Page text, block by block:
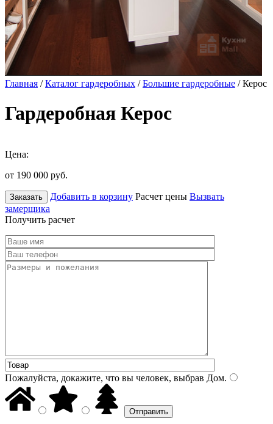
Главная /Каталог гардеробных /Большие гардеробные / Керос
Гардеробная Керос
Цена:
от 190 000 руб.
Заказать Добавить в корзину Расчет цены Вызвать
замерщика
Получить расчет
Пожалуйста, докажите, что вы человек, выбрав Дом.